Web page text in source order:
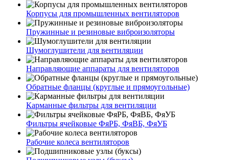
Корпусы для промышленных вентиляторов
Пружинные и резиновые виброизоляторы
Шумоглушители для вентиляции
Направляющие аппараты для вентиляторов
Обратные фланцы (круглые и прямоугольные)
Карманные фильтры для вентиляции
Фильтры ячейковые ФяРБ, ФяВБ, ФяУБ
Рабочие колеса вентиляторов